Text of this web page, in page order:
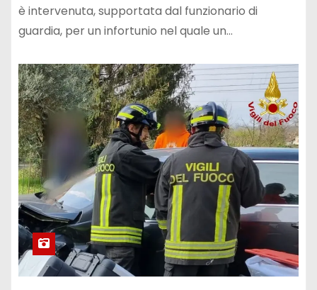
è intervenuta, supportata dal funzionario di
guardia, per un infortunio nel quale un…